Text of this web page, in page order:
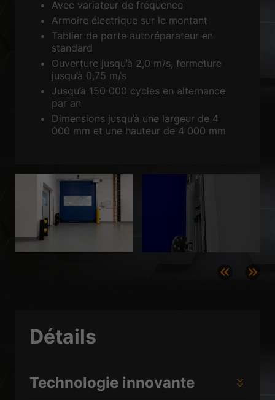
Avec variateur de fréquence
Armoire électrique sur le montant
Tablier de porte autoréparateur en
standard
Ouverture jusqu’à 2,0 m/s, fermeture
jusqu’à 0,75 m/s
Jusqu’à 150 000 cycles en alternance
par an
Dimensions jusqu’à une largeur de 4
000 mm et une hauteur de 4 000 mm
Détails
Technologie innovante
Accepter uniquement les cookies essentiels
Préférence de confidentialité
Essentiels (1)
Les cookies essentiels permettent des fonctions de base et sont
nécessaires au bon fonctionnement du site Web.
Afficher les informations du cookie
anonyme. Ces informations nous aident à comprendre la façon dont les
visiteurs utilisent notre site Web.
Afficher les informations du cookie
Médias externes (2)
de médias externes sont acceptés, l'accès à ces contenus ne nécessite